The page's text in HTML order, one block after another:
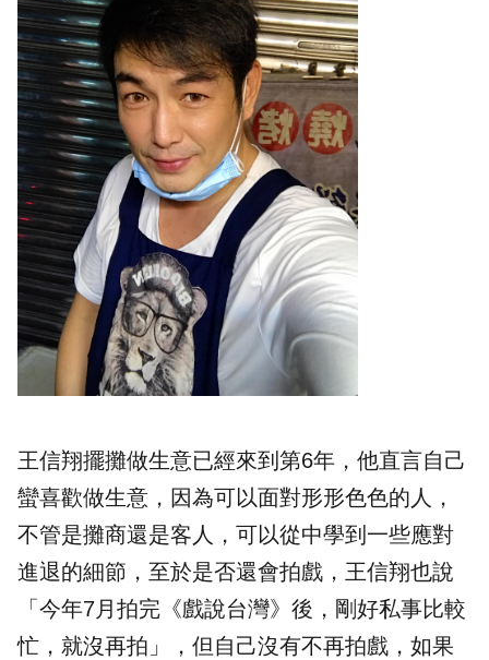
王信翔擺攤做生意已經來到第6年，他直言自己
蠻喜歡做生意，因為可以面對形形色色的人，
不管是攤商還是客人，可以從中學到一些應對
進退的細節，至於是否還會拍戲，王信翔也說
「今年7月拍完《戲說台灣》後，剛好私事比較
忙，就沒再拍」，但自己沒有不再拍戲，如果